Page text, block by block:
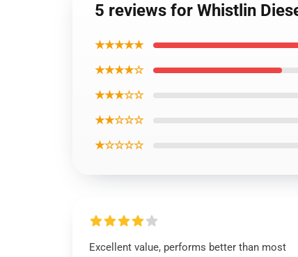
5 reviews for Whistlin
★★★★★
★★★★☆
★★★☆☆
★★☆☆☆
★☆☆☆☆
Excellent value, performs better than most